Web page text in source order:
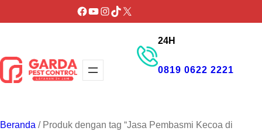
ke
Facebook
YouTube
Instagram
TikTok
X
24H
0819 0622 2221
Beranda / Produk dengan tag “Jasa Pembasmi Kecoa di